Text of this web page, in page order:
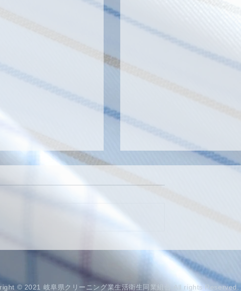
度 クリーニング師
予備講習会日
て
© 2021 岐阜県クリーニング業生活衛生同業組合 All rights Reserved.